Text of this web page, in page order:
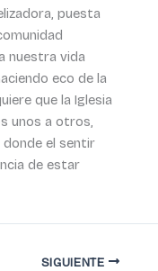
puesta
nuestra vida
eco de la
que la Iglesia
unos a otros,
el sentir
de estar
SIGUIENTE